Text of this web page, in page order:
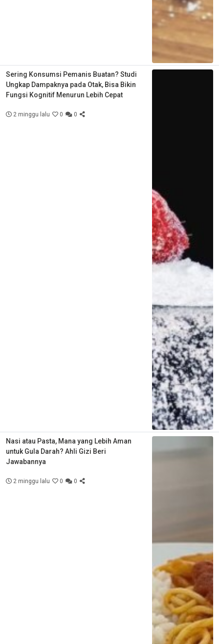
Sering Konsumsi Pemanis Buatan? Studi
Ungkap Dampaknya pada Otak, Bisa Bikin
Fungsi Kognitif Menurun Lebih Cepat
2 minggu lalu 0 0
Nasi atau Pasta, Mana yang Lebih Aman
untuk Gula Darah? Ahli Gizi Beri
Jawabannya
2 minggu lalu 0 0